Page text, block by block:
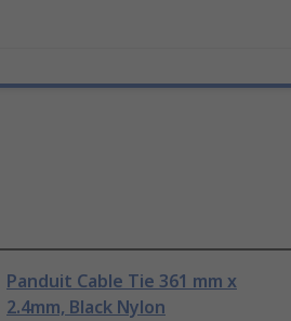
Panduit Cable Tie 361 mm x
2.4mm, Black Nylon